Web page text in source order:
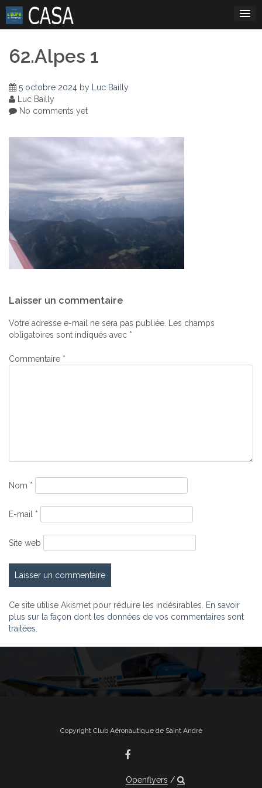
Skip
content
62.Alpes 1
5 octobre 2024 by Luc Bailly
Luc Bailly
No comments yet
de
l’article
Laisser un commentaire
Votre adresse e-mail ne sera pas publiée. Les champs
obligatoires sont indiqués avec *
Commentaire *
Nom *
E-mail *
Site web
Ce site utilise Akismet pour réduire les indésirables. En savoir
plus sur la façon dont les données de vos commentaires sont
traitées
Copyright Club Aéronautique de Saint André
Openflyers